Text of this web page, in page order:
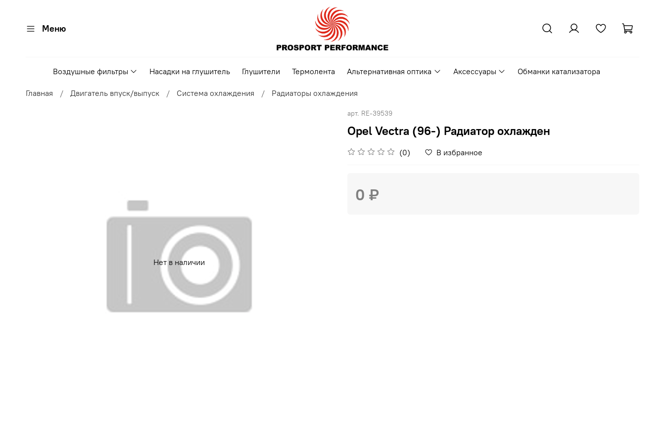
Меню
Воздушные фильтры Насадки на глушитель Глушители Термолента Альтернативная оптика Аксессуары Обманки катализатора
Главная Двигатель впуск/выпуск Система охлаждения Радиаторы охлаждения
Нет в наличии
арт. RE-39539
Opel Vectra (96-) Радиатор охлажден
(0) В избранное
0 ₽